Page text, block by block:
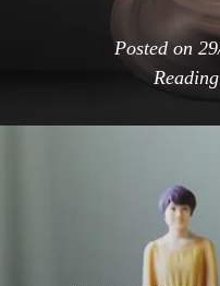
Posted on